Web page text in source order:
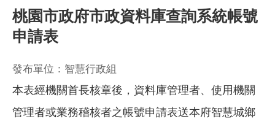
桃園市政府市政資料庫查詢系統帳號
申請表
發布單位：智慧行政組
本表經機關首長核章後，資料庫管理者、使用機關
管理者或業務稽核者之帳號申請表送本府智慧城鄉